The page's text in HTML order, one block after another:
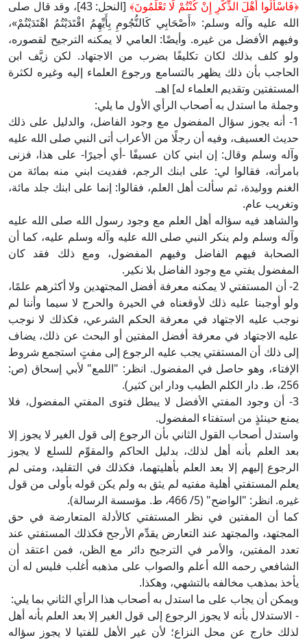
﴿فَاسْأَلُوا أَهْلَ الذِّكْرِ إِنْ كُنْتُمْ لَا تَعْلَمُونَ﴾
[النحل: 43]، وقد قال صلى
الله عليه وآله وسلم: «أَصْحَابِي كَالنُّجُومِ بِأَيِّهِمُ اقْتَدَيْتُمُ اهْتَدَيْتُمْ»،
وفيهم الأفضل من غيره. وأيضًا: العامي لا يمكنه الترجيح لقصوره،
ولو كلف بذلك لكان تكليفًا بضرب من الاجتهاد. لكن زيَّف ابن
الحاجب بأن ذلك يظهر بالتسامع ورجوع العلماء إليه وغيره لكثرة
المستفتين وتقديم العلماء له] اهـ.
وجملة ما استدل به أصحاب الرأي الأول ما يلي:
1- أنه يجوز سؤال المفضول مع وجود الفاضل، والدليل على ذلك
حديث العسيف، وفيه أن رجلًا من الأعراب أتى النبي صلى الله عليه
وآله وسلم وقال: إن ابني كان عسيفًا -أي أجيرًا- على هذا، فزنى
بامرأته، فقالوا لي: على ابنك الرجم، ففديت ابني منه بمائة من
الغنم ووليدة، ثم سألت أهل العلم، فقالوا: إنما على ابنك جلد مائة،
وتغريب عام.
والشاهد فيه سؤاله أهل العلم مع وجود رسول الله صلى الله عليه
وآله وسلم ولم ينكر النبي صلى الله عليه وآله وسلم عليه، كما أن
الصحابة فيهم الفاضل وفيهم المفضول، ومع ذلك فقد كان
المفضول يفتي مع وجود الفاضل بلا نكير.
2- أن المستفتي لا يمكنه معرفة أفضل المجتهدين ولا أكثرهم علمًا،
ولو أوجبنا عليه ذلك لأوقعناه في الحيرة والحرج لا سيما وأننا لم
نوجب عليه الاجتهاد في معرفة الحكم الشرعي، فكذلك لا نوجب
عليه الاجتهاد في معرفة أفضل المفتين أو البحث عن ذلك، يضاف
إلى ذلك أن المستفتي يجب عليه الرجوع إلى مفتٍ استجمع شروط
الإفتاء، وهو حاصل في المفضول. انظر: "اللمع" لأبي إسحاق (ص:
256، ط. دار الكلم الطيب ودار ابن كثير).
3- أن وجود المفتي الأفضل لا يبطل فتوى المفتي المفضول، فلا
يمنع حينئذٍ من استفتاء المفضول.
واستدل أصحاب القول الثاني بأن الرجوع إلى قول الغير لا يجوز إلا
بعد العلم بأنه أهل لذلك، بدليل الحاكم والمقوِّم للسلع لا يجوز
الرجوع إليهم إلا بعد العلم بأهليتهما، فكذلك في التقليد، ومتى لم
يعلم المستفتي أهلية مفتيه لم يثق به ولم يكن قوله بأولى من قول
غيره. انظر: "الواضح" (5/ 466، ط. مؤسسة الرسالة).
كما أن المفتين في نظر المستفتي كالأدلة المتعارضة في حق
المجتهد، والمجتهد عند التعارض يقدِّم الأرجح فكذلك المستفتي عند
تعدد المفتين، والأمر في الترجيح دائر مع الظن، فمن اعتقد أن
الشافعي رحمه الله أعلم والصواب على مذهبه أغلب فليس له أن
يأخذ بمذهب مخالفه بالتشهي، وهكذا.
ويمكن أن يجاب على ما استدل به أصحاب هذا الرأي الثاني بما يلي:
- الاستدلال بأنه لا يجوز الرجوع إلى قول الغير إلا بعد العلم بأنه أهل
لذلك خارج عن محل النزاع؛ لأن غير الأهل للفتيا لا يجوز سؤاله